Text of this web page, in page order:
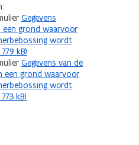
Gegevens
een grond waarvoor
wordt
kB)
Gegevens van de
een grond waarvoor
wordt
kB)